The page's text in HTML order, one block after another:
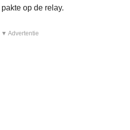
op de relay.
▼ Advertentie